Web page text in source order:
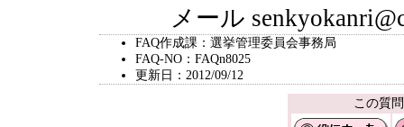
メール
FAQ作成課：選挙管理委員会事務局
FAQ-NO：FAQn8025
更新日：2012/09/12
この質